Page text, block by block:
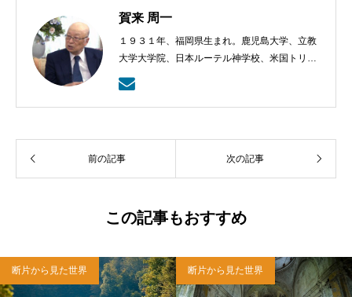
賀来 周一
１９３１年、福岡県生まれ。鹿児島大学、立教
大学大学院、日本ルーテル神学校、米国トリニ
ティー・ルーテル神学校卒業。日本福音ルーテ
ル教会牧師として、京都賀茂川、東京、札幌、
武蔵野教会を牧会。その後、ルーテル学院大学
前の記事
次の記事
この記事もおすすめ
断片から見た世界 断片から見た世界